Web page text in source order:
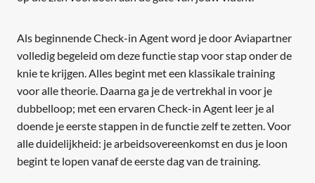
Als beginnende Check-in Agent word je door Aviapartner
volledig begeleid om deze functie stap voor stap onder de
knie te krijgen. Alles begint met een klassikale training
voor alle theorie. Daarna ga je de vertrekhal in voor je
dubbelloop; met een ervaren Check-in Agent leer je al
doende je eerste stappen in de functie zelf te zetten. Voor
alle duidelijkheid: je arbeidsovereenkomst en dus je loon
begint te lopen vanaf de eerste dag van de training.